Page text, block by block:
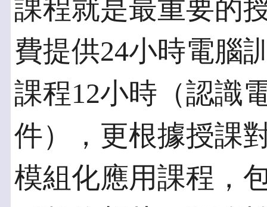
課程就是最重要的
費提供24小時電腦
課程12小時（認識
件），更根據授課
模組化應用課程，